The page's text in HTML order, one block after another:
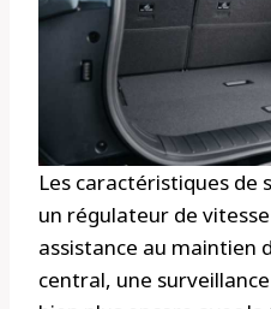
Les caractéristiques de
un régulateur de
assistance au maintien
central, une